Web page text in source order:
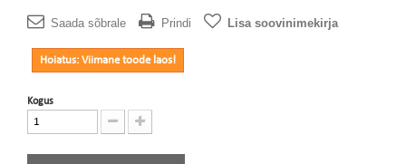
Saada sõbrale Prindi Lisa soovinimekirja
Hoiatus: Viimane toode laos!
Kogus